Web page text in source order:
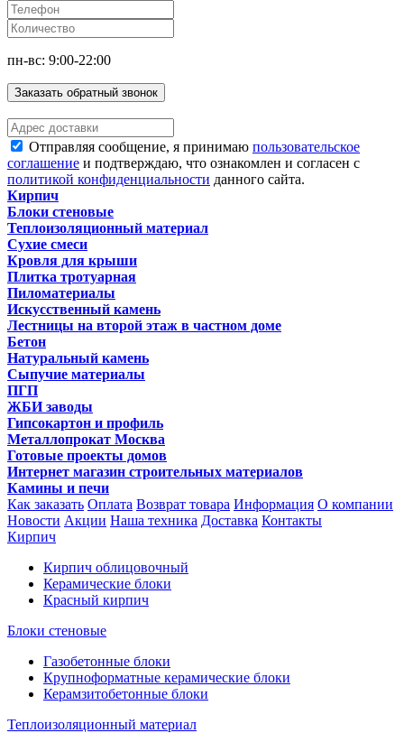
пн-вс: 9:00-22:00
Заказать обратный звонок
Отправляя сообщение, я принимаю пользовательское
соглашение и подтверждаю, что ознакомлен и согласен с
политикой конфиденциальности данного сайта.
Кирпич
Блоки стеновые
Теплоизоляционный материал
Сухие смеси
Кровля для крыши
Плитка тротуарная
Пиломатериалы
Искусственный камень
Лестницы на второй этаж в частном доме
Бетон
Натуральный камень
Сыпучие материалы
ПГП
ЖБИ заводы
Гипсокартон и профиль
Металлопрокат Москва
Готовые проекты домов
Интернет магазин строительных материалов
Камины и печи
Как заказать Оплата Возврат товара Информация О компании
Новости Акции Наша техника Доставка Контакты
Кирпич
Кирпич облицовочный
Керамические блоки
Красный кирпич
Блоки стеновые
Газобетонные блоки
Крупноформатные керамические блоки
Керамзитобетонные блоки
Теплоизоляционный материал